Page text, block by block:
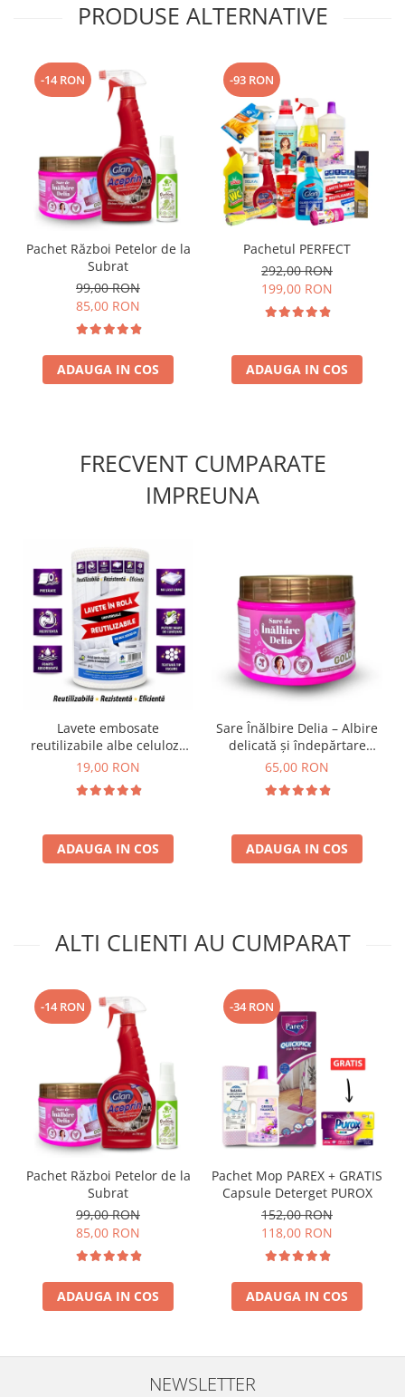
PRODUSE ALTERNATIVE
-14 RON
Pachet Război Petelor de la
Subrat
99,00 RON
85,00 RON
ADAUGA IN COS
-93 RON
Pachetul PERFECT
292,00 RON
199,00 RON
ADAUGA IN COS
FRECVENT CUMPARATE
IMPREUNA
Lavete embosate
reutilizabile albe celuloza
30 x 20 cm rola 50 bucati
19,00 RON
ADAUGA IN COS
Sare Înălbire Delia – Albire
delicată și îndepărtare
eficientă a petelor 500 g
65,00 RON
ADAUGA IN COS
ALTI CLIENTI AU CUMPARAT
-14 RON
Pachet Război Petelor de la
Subrat
99,00 RON
85,00 RON
ADAUGA IN COS
-34 RON
Pachet Mop PAREX + GRATIS
Capsule Deterget PUROX
152,00 RON
118,00 RON
ADAUGA IN COS
NEWSLETTER